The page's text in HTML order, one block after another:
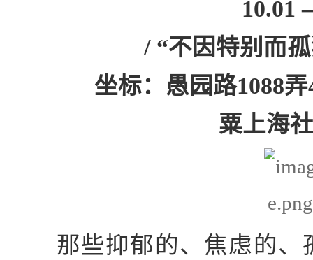
10.01
/ “不因特别而
坐标：愚园路1088
粟上海
那些抑郁的、焦虑的、